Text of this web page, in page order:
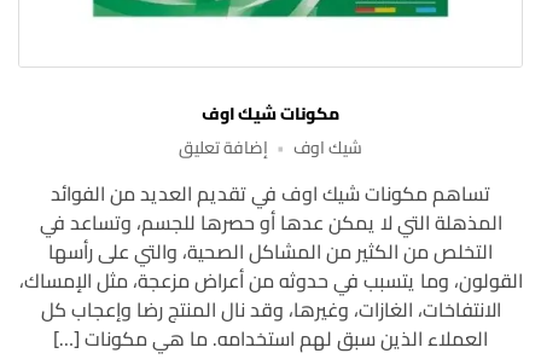
مكونات شيك اوف
شيك اوف
إضافة تعليقعلى
شيك
اوف
تساهم مكونات شيك اوف في تقديم العديد من الفوائد
المذهلة التي لا يمكن عدها أو حصرها للجسم، وتساعد في
التخلص من الكثير من المشاكل الصحية، والتي على رأسها
القولون، وما يتسبب في حدوثه من أعراض مزعجة، مثل الإمساك،
الانتفاخات، الغازات، وغيرها، وقد نال المنتج رضا وإعجاب كل
العملاء الذين سبق لهم استخدامه. ما هي مكونات […]